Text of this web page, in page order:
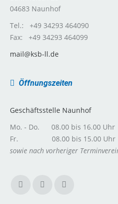
04683 Naunhof
Tel.: +49 34293 464090
Fax: +49 34293 464099
mail@ksb-ll.de
Öffnungszeiten
Geschäftsstelle Naunhof
Mo. - Do. 08.00 bis 16.00 Uhr
Fr. 08.00 bis 15.00 Uhr
sowie nach vorheriger
FacebookInstagram
E-